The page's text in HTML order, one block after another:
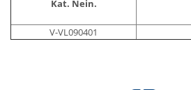
Kat. Nein.
V-VL090401